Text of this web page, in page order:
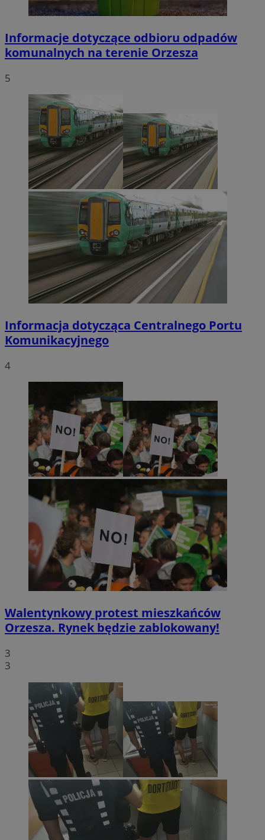
Informacje dotyczące odbioru odpadów
komunalnych na terenie Orzesza
5
Informacja dotycząca Centralnego Portu
Komunikacyjnego
4
Walentynkowy protest mieszkańców
Orzesza. Rynek będzie zablokowany!
3
3